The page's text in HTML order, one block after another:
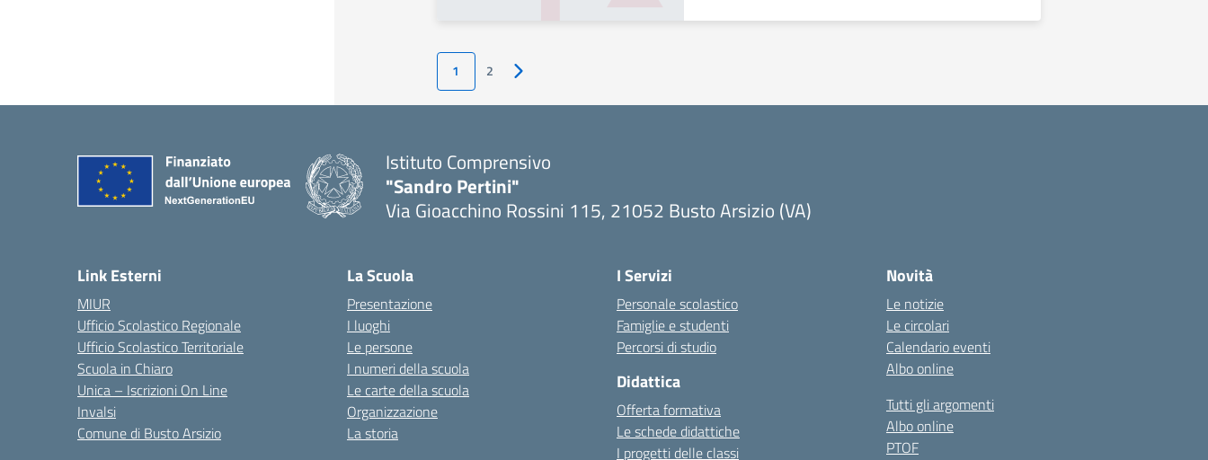
1 2 Pagina successiva
Istituto Comprensivo
"Sandro Pertini"
Via Gioacchino Rossini 115, 21052 Busto Arsizio (VA)
Link Esterni
MIUR
Ufficio Scolastico Regionale
Ufficio Scolastico Territoriale
Scuola in Chiaro
Unica – Iscrizioni On Line
Invalsi
Comune di Busto Arsizio
La Scuola
Presentazione
I luoghi
Le persone
I numeri della scuola
Le carte della scuola
Organizzazione
La storia
I Servizi
Personale scolastico
Famiglie e studenti
Percorsi di studio
Didattica
Offerta formativa
Le schede didattiche
I progetti delle classi
Novità
Le notizie
Le circolari
Calendario eventi
Albo online
Tutti gli argomenti
Albo online
PTOF